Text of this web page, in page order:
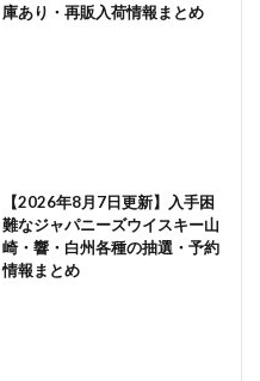
庫あり・再販入荷情報まとめ
【2026年8月7日更新】入手困
難なジャパニーズウイスキー山
崎・響・白州各種の抽選・予約
情報まとめ